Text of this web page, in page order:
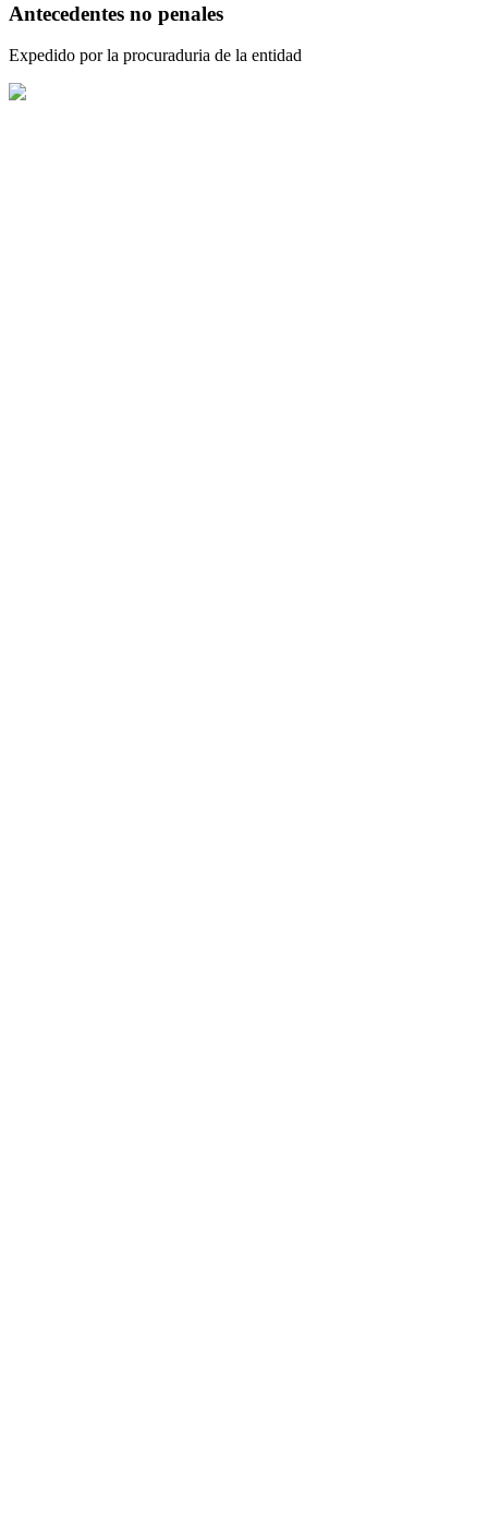
Antecedentes no penales
Expedido por la procuraduria de la entidad